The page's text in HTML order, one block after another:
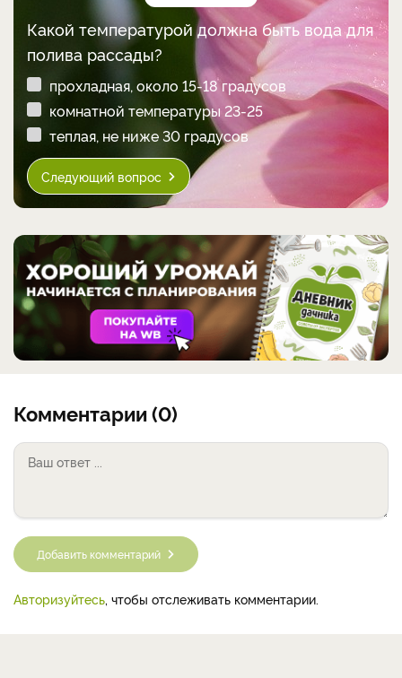
Какой температурой должна быть вода для
полива рассады?
прохладная, около 15-18 градусов
комнатной температуры 23-25
теплая, не ниже 30 градусов
Следующий вопрос
Комментарии (0)
Добавить комментарий
Авторизуйтесь , чтобы отслеживать комментарии.